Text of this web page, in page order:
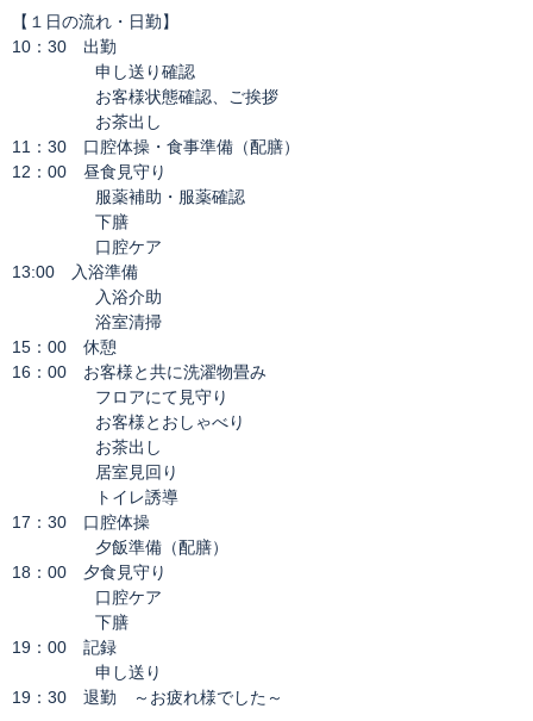
【１日の流れ・日勤】
10：30 出勤
申し送り確認
お客様状態確認、ご挨拶
お茶出し
11：30 口腔体操・食事準備（配膳）
12：00 昼食見守り
服薬補助・服薬確認
下膳
口腔ケア
13:00 入浴準備
入浴介助
浴室清掃
15：00 休憩
16：00 お客様と共に洗濯物畳み
フロアにて見守り
お客様とおしゃべり
お茶出し
居室見回り
トイレ誘導
17：30 口腔体操
夕飯準備（配膳）
18：00 夕食見守り
口腔ケア
下膳
19：00 記録
申し送り
19：30 退勤 ～お疲れ様でした～